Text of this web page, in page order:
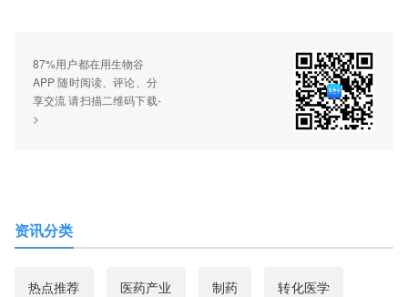
87%用户都在用生物谷
APP 随时阅读、评论、分
享交流 请扫描二维码下载-
>
资讯分类
热点推荐 医药产业 制药 转化医学